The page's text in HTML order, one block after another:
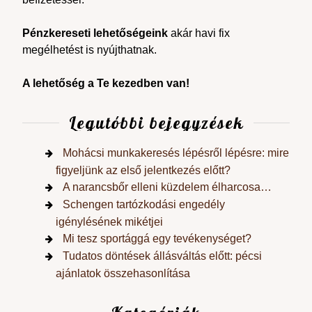
Pénzkereseti lehetőségeink akár havi fix
megélhetést is nyújthatnak.
A lehetőség a Te kezedben van!
Legutóbbi bejegyzések
Mohácsi munkakeresés lépésről lépésre: mire
figyeljünk az első jelentkezés előtt?
A narancsbőr elleni küzdelem élharcosa…
Schengen tartózkodási engedély
igénylésének mikétjei
Mi tesz sportággá egy tevékenységet?
Tudatos döntések állásváltás előtt: pécsi
ajánlatok összehasonlítása